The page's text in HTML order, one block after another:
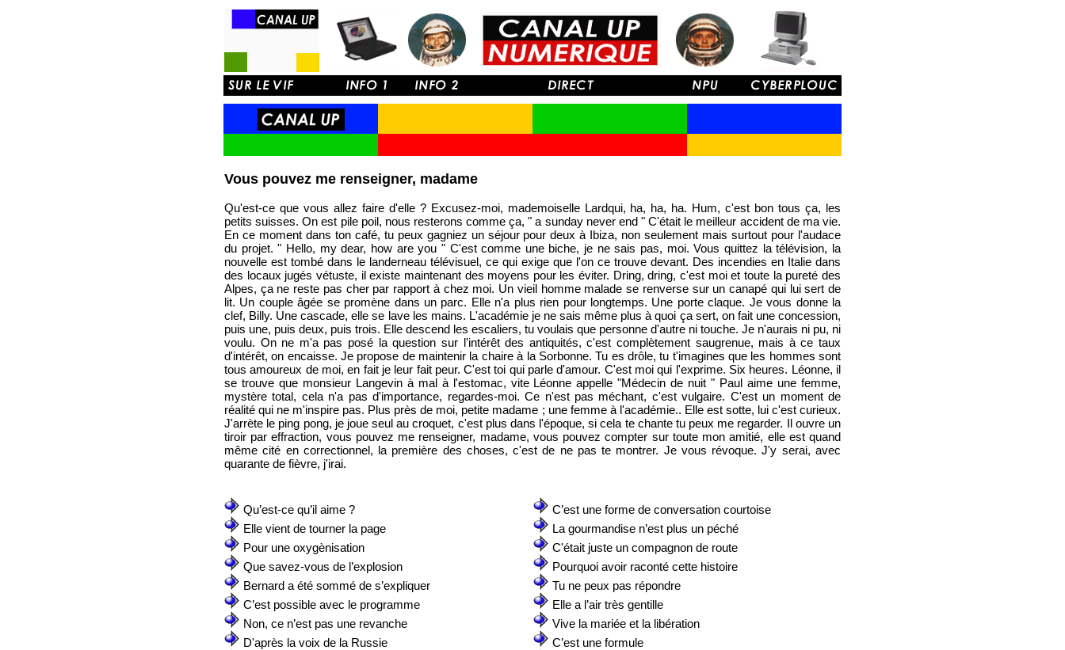
Vous pouvez me renseigner, madame
Qu'est-ce que vous allez faire d'elle ? Excusez-moi, mademoiselle Lardqui, ha, ha, ha. Hum, c'est bon tous ça, les
petits suisses. On est pile poil, nous resterons comme ça, " a sunday never end " C'était le meilleur accident de ma vie.
En ce moment dans ton café, tu peux gagniez un séjour pour deux à Ibiza, non seulement mais surtout pour l'audace
du projet. " Hello, my dear, how are you " C'est comme une biche, je ne sais pas, moi. Vous quittez la télévision, la
nouvelle est tombé dans le landerneau télévisuel, ce qui exige que l'on ce trouve devant. Des incendies en Italie dans
des locaux jugés vétuste, il existe maintenant des moyens pour les éviter. Dring, dring, c'est moi et toute la pureté des
Alpes, ça ne reste pas cher par rapport à chez moi. Un vieil homme malade se renverse sur un canapé qui lui sert de
lit. Un couple âgée se promène dans un parc. Elle n'a plus rien pour longtemps. Une porte claque. Je vous donne la
clef, Billy. Une cascade, elle se lave les mains. L'académie je ne sais même plus à quoi ça sert, on fait une concession,
puis une, puis deux, puis trois. Elle descend les escaliers, tu voulais que personne d'autre ni touche. Je n'aurais ni pu, ni
voulu. On ne m'a pas posé la question sur l'intérêt des antiquités, c'est complètement saugrenue, mais à ce taux
d'intérêt, on encaisse. Je propose de maintenir la chaire à la Sorbonne. Tu es drôle, tu t'imagines que les hommes sont
tous amoureux de moi, en fait je leur fait peur. C'est toi qui parle d'amour. C'est moi qui l'exprime. Six heures. Léonne, il
se trouve que monsieur Langevin à mal à l'estomac, vite Léonne appelle "Médecin de nuit " Paul aime une femme,
mystère total, cela n'a pas d'importance, regardes-moi. Ce n'est pas méchant, c'est vulgaire. C'est un moment de
réalité qui ne m'inspire pas. Plus près de moi, petite madame ; une femme à l'académie.. Elle est sotte, lui c'est curieux.
J'arrète le ping pong, je joue seul au croquet, c'est plus dans l'époque, si cela te chante tu peux me regarder. Il ouvre un
tiroir par effraction, vous pouvez me renseigner, madame, vous pouvez compter sur toute mon amitié, elle est quand
même cité en correctionnel, la première des choses, c'est de ne pas te montrer. Je vous révoque. J'y serai, avec
quarante de fièvre, j'irai.
Qu’est-ce qu’il aime ?
Elle vient de tourner la page
Pour une oxygènisation
Que savez-vous de l’explosion
Bernard a été sommé de s’expliquer
C’est possible avec le programme
Non, ce n’est pas une revanche
D'après la voix de la Russie
C’est une forme de conversation courtoise
La gourmandise n’est plus un péché
C'était juste un compagnon de route
Pourquoi avoir raconté cette histoire
Tu ne peux pas répondre
Elle a l’air très gentille
Vive la mariée et la libération
C’est une formule